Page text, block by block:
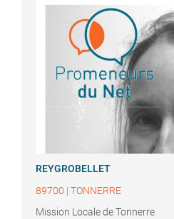
REYGROBELLET
89700 | TONNERRE
Mission Locale de Tonnerre